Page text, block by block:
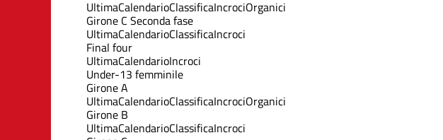
UltimaCalendarioClassificaIncrociOrganici
Girone C Seconda fase
UltimaCalendarioClassificaIncroci
Final four
UltimaCalendarioIncroci
Under-13 femminile
Girone A
UltimaCalendarioClassificaIncrociOrganici
Girone B
UltimaCalendarioClassificaIncroci